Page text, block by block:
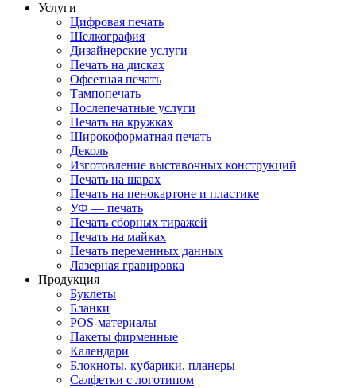
Услуги
Цифровая печать
Шелкография
Дизайнерские услуги
Печать на дисках
Офсетная печать
Тампопечать
Послепечатные услуги
Печать на кружках
Широкоформатная печать
Деколь
Изготовление выставочных конструкций
Печать на шарах
Печать на пенокартоне и пластике
УФ — печать
Печать сборных тиражей
Печать на майках
Печать переменных данных
Лазерная гравировка
Продукция
Буклеты
Бланки
POS-материалы
Пакеты фирменные
Календари
Блокноты, кубарики, планеры
Салфетки с логотипом